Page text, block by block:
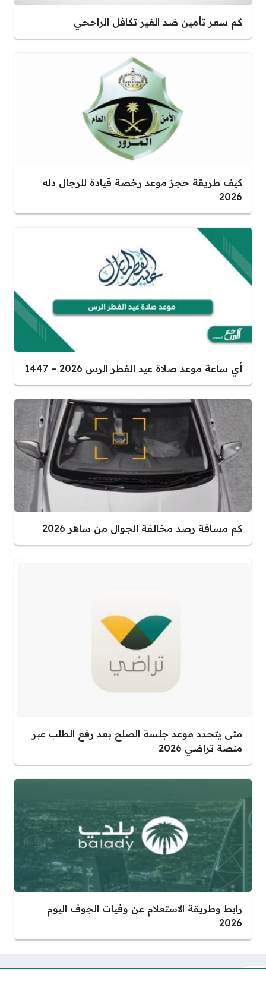
كم سعر تأمين ضد الغير تكافل الراجحي
كيف طريقة حجز موعد رخصة قيادة للرجال دله
2026
أي ساعة موعد صلاة عيد الفطر الرس 2026 – 1447
كم مسافة رصد مخالفة الجوال من ساهر 2026
متى يتحدد موعد جلسة الصلح بعد رفع الطلب عبر
منصة تراضي 2026
رابط وطريقة الاستعلام عن وفيات الجوف اليوم
2026